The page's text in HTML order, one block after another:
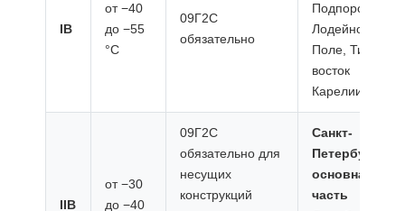
IВ
от −40
до −55
°C
09Г2С
обязательно
Подпорожье,
Лодейное
Поле, Тихвин,
восток
Карелии
IIВ
от −30
до −40
09Г2С
обязательно для
несущих
конструкций
Санкт-
Петербург,
основная
часть